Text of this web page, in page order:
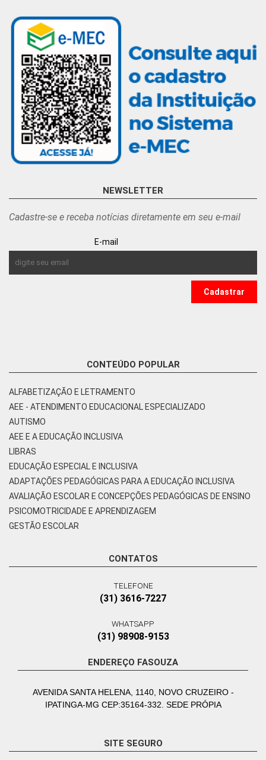
NEWSLETTER
Cadastre-se e receba notícias diretamente em seu e-mail
E-mail
CONTEÚDO POPULAR
ALFABETIZAÇÃO E LETRAMENTO
AEE - ATENDIMENTO EDUCACIONAL ESPECIALIZADO
AUTISMO
AEE E A EDUCAÇÃO INCLUSIVA
LIBRAS
EDUCAÇÃO ESPECIAL E INCLUSIVA
ADAPTAÇÕES PEDAGÓGICAS PARA A EDUCAÇÃO INCLUSIVA
AVALIAÇÃO ESCOLAR E CONCEPÇÕES PEDAGÓGICAS DE ENSINO
PSICOMOTRICIDADE E APRENDIZAGEM
GESTÃO ESCOLAR
CONTATOS
TELEFONE
(31) 3616-7227
WHATSAPP
(31) 98908-9153
ENDEREÇO FASOUZA
AVENIDA SANTA HELENA, 1140, NOVO CRUZEIRO -
IPATINGA-MG CEP:35164-332. SEDE PRÓPIA
SITE SEGURO